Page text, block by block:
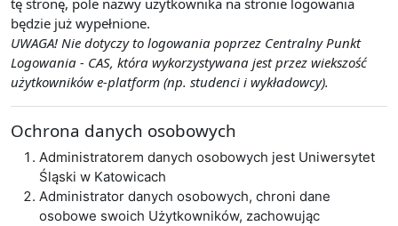
tę stronę, pole nazwy użytkownika na stronie logowania
będzie już wypełnione.
UWAGA! Nie dotyczy to logowania poprzez Centralny Punkt
Logowania - CAS, która wykorzystywana jest przez wiekszość
użytkowników e-platform (np. studenci i wykładowcy).
Ochrona danych osobowych
Administratorem danych osobowych jest Uniwersytet
Śląski w Katowicach
Administrator danych osobowych, chroni dane
osobowe swoich Użytkowników, zachowując